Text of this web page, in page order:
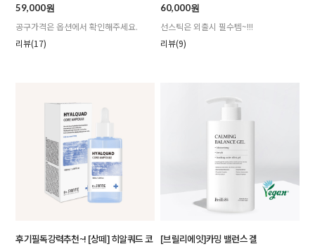
59,000원
공구가격은 옵션에서 확인해주세요.
리뷰(17)
60,000원
선스틱은 외출시 필수템~!!!
리뷰(9)
후기필독강력추천~! [상떼] 히알쿼드 코
[브릴리에잇]카밍 밸런스 겔